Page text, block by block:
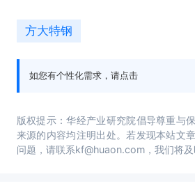
方大特钢
如您有个性化需求，请点击
版权提示：华经产业研究院倡导尊重与
来源的内容均注明出处。若发现本站文
问题，请联系kf@huaon.com，我们将及